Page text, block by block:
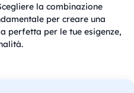
la combinazione
per creare una
perfetta per le tue esigenze,